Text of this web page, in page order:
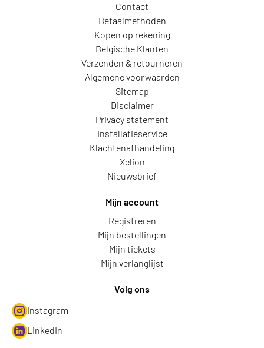
Contact
Betaalmethoden
Kopen op rekening
Belgische Klanten
Verzenden & retourneren
Algemene voorwaarden
Sitemap
Disclaimer
Privacy statement
Installatieservice
Klachtenafhandeling
Xelion
Nieuwsbrief
Mijn account
Registreren
Mijn bestellingen
Mijn tickets
Mijn verlanglijst
Volg ons
Instagram
LinkedIn